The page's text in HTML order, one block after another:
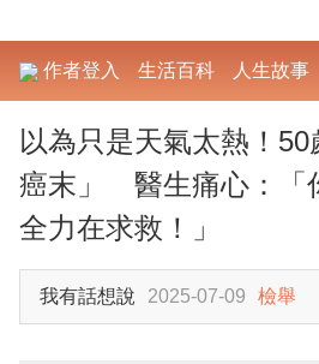
作者登入 生活百科 人生故事
以為只是天氣太熱！
癌末」 醫生痛心：「
全力在求救！」
我有話想說 2025-07-09 檢舉